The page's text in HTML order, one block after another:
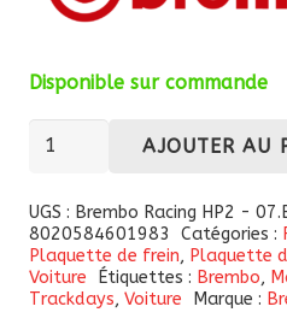
Disponible sur commande
quantité
Plaquettes
de
frein
avant
AJOUTER AU
UGS : Brembo Racing HP2 -
8020584601983
Catégories :
Plaquette de frein, Plaquette
Voiture
Étiquettes : Brembo,
Trackdays, Voiture Marque :